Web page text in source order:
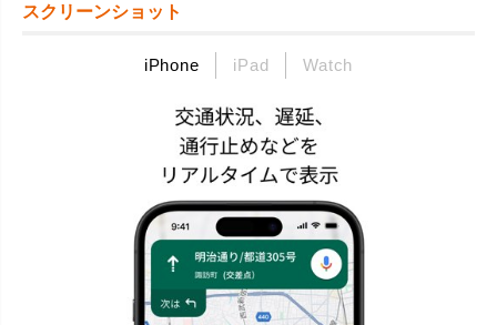
スクリーンショット
iPhone iPad Watch